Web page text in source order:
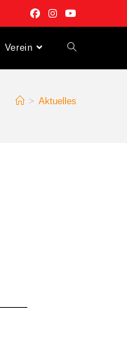
Verein
> Aktuelles